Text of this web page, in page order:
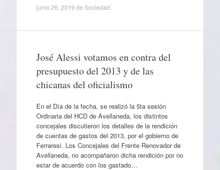
junio 26, 2019 de Sociedad
José Alessi votamos en contra del
presupuesto del 2013 y de las
chicanas del oficialismo
En el Día de la fecha, se realizó la 5ta sesión
Ordinaria del HCD de Avellaneda, los distintos
concejales discutieron los detalles de la rendición
de cuentas de gastos del 2013, por el gobierno de
Ferraresi. Los Concejales del Frente Renovador de
Avellaneda, no acompañaron dicha rendición por no
estar de acuerdo con los gastado…